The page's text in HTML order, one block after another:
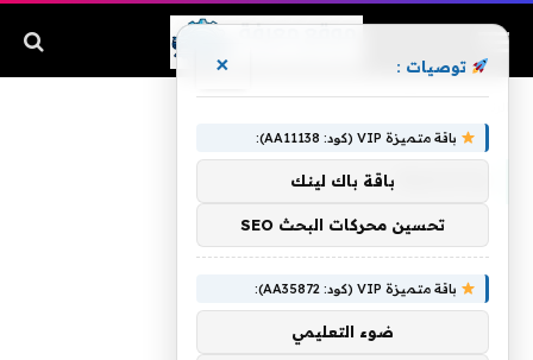
توصيات : ×
باقة متميزة VIP (كود: AA11138):
باقة باك لينك
تحسين محركات البحث SEO
باقة متميزة VIP (كود: AA35872):
ضوء التعليمي